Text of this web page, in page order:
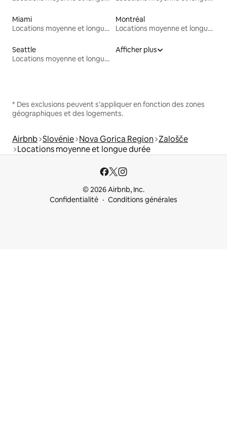
Miami
Locations moyenne et longue durée
Montréal
Locations moyenne et longue durée
Seattle
Locations moyenne et longue durée
Afficher plus
* Des exclusions peuvent s'appliquer en fonction des zones
géographiques et des logements.
Airbnb Slovénie Nova Gorica Region Zalošče
Locations moyenne et longue durée
© 2026 Airbnb, Inc.
Confidentialité
Conditions générales